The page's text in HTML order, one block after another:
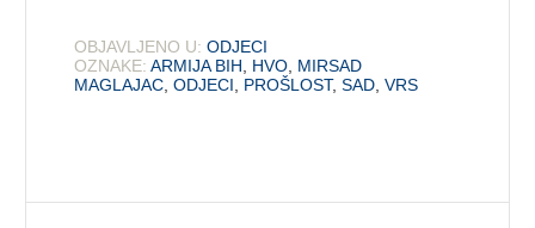
OBJAVLJENO U: ODJECI
OZNAKE: ARMIJA BIH HVO MIRSAD
MAGLAJAC ,ODJECI PROŠLOST,SAD ,VRS